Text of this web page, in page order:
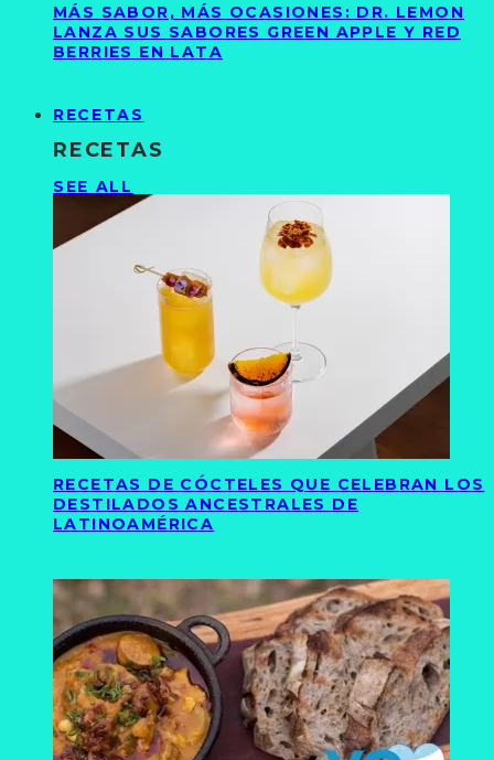
MÁS SABOR, MÁS OCASIONES: DR. LEMON
LANZA SUS SABORES GREEN APPLE Y RED
BERRIES EN LATA
RECETAS
RECETAS
SEE ALL
RECETAS DE CÓCTELES QUE CELEBRAN LOS
DESTILADOS ANCESTRALES DE
LATINOAMÉRICA